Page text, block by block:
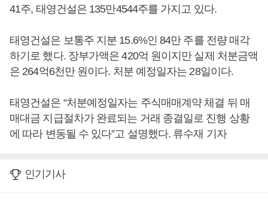
41주, 태영건설은 135만4544주를 가지고 있다.
태영건설은 보통주 지분 15.6%인 84만 주를 전량 매각
하기로 했다. 장부가액은 420억 원이지만 실제 처분금액
은 264억6천만 원이다. 처분 예정일자는 28일이다.
태영건설은 “처분예정일자는 주식매매계약 체결 뒤 매
매대금 지급절차가 완료되는 거래 종결일로 진행 상황
에 따라 변동될 수 있다”고 설명했다. 류수재 기자
인기기사